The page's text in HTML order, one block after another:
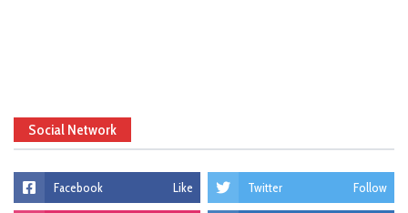
Social Network
Facebook Like Twitter Follow